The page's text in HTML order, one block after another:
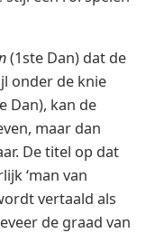
(1ste Dan) dat de
onder de knie
Dan), kan de
maar dan
De titel op dat
‘man van
vertaald als
de graad van